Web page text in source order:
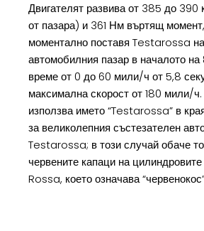
Двигателят развива от 385 до 390
от пазара) и 361 Нм въртящ
моментално поставя Testarossa
автомобилния пазар в началото
време от 0 до 60 мили/ч от 5,8
максимална скорост от 180 мили/
използва името “Testarossa” в
за великолепния състезателен
Testarossa; в този случай обаче
червените капаци на
Rossa, което означава